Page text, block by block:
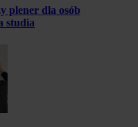
plener dla osób
studia